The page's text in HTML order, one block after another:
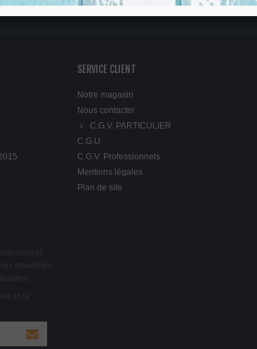
SERVICE CLIENT
Notre magasin
Nous contacter
C.G.V. PARTICULIER
C.G.U.
C.G.V. Professionnels
Mentions légales
Plan de site
et
nouvelles
et la